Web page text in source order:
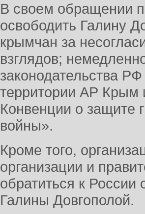
В своем обращении
освободить Галину
крымчан за
взглядов;
законодательства
территории АР Крым
Конвенции о защите
войны».
Кроме того,
организации и
обратиться к России
Галины Довгополой.